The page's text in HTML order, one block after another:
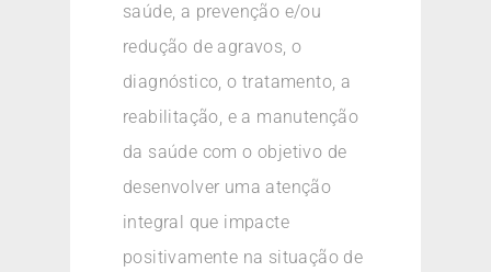
saúde, a prevenção e/ou
redução de agravos, o
diagnóstico, o tratamento, a
reabilitação, e a manutenção
da saúde com o objetivo de
desenvolver uma atenção
integral que impacte
positivamente na situação de